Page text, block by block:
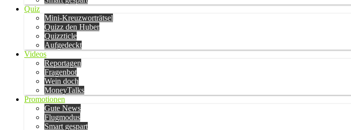
Quiz
Mini-Kreuzworträtsel
Quizz den Huber
Quizzticle
Aufgedeckt
Videos
Reportagen
Fragenbot
Wein doch
MoneyTalks
Promotionen
Gute News
Flugmodus
Smart gespart